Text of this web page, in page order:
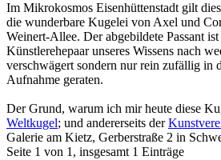
Im Mikrokosmos Eisenhüttenstadt gilt
die wunderbare Kugelei von Axel und
Weinert-Allee. Der abgebildete Passant
Künstlerehepaar unseres Wissens nach
verschwägert sondern nur rein zufällig in
Aufnahme geraten.
Der Grund, warum ich mir heute diese
Weltkugel; und andererseits der
Galerie am Kietz, Gerberstraße 2 in
Seite 1 von 1, insgesamt 1 Einträge